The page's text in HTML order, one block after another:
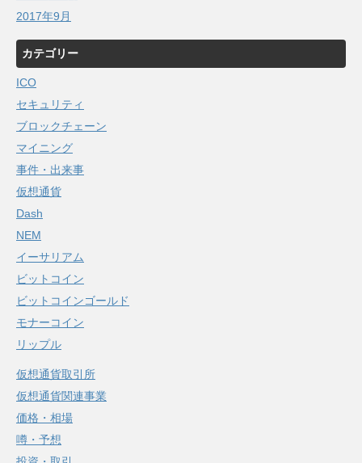
2017年9月
カテゴリー
ICO
セキュリティ
ブロックチェーン
マイニング
事件・出来事
仮想通貨
Dash
NEM
イーサリアム
ビットコイン
ビットコインゴールド
モナーコイン
リップル
仮想通貨取引所
仮想通貨関連事業
価格・相場
噂・予想